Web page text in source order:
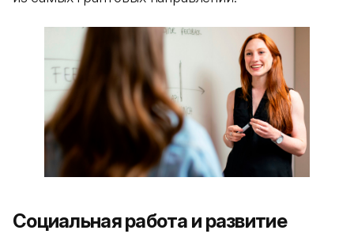
Социальная работа и развитие